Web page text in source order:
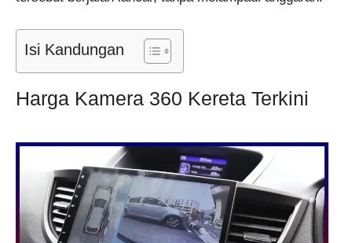
Isi Kandungan
Harga Kamera 360 Kereta Terkini